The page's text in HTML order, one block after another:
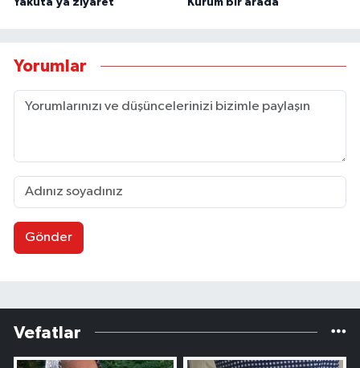
Yakuta’ya ziyaret Kurum bir arada
Yorumlar
Gönder
Vefatlar